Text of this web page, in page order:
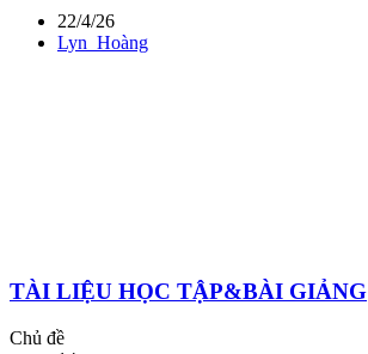
22/4/26
Lyn_Hoàng
TÀI LIỆU HỌC TẬP&BÀI GIẢNG
Chủ đề